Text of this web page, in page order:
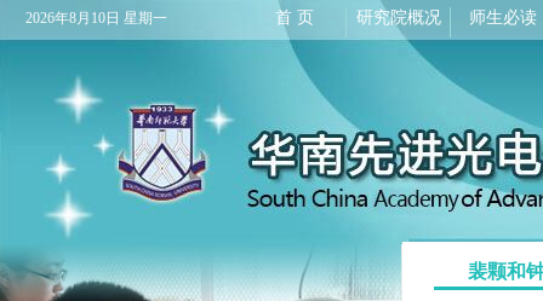
2026年8月10日 星期一 首 页 研究院概况 师生必读
裴颗和